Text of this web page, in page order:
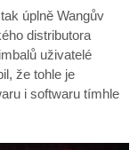
úplně Wangův
distributora
uživatelé
že tohle je
i softwaru tímhle